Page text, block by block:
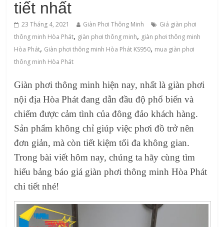
tiết nhất
23 Tháng 4, 2021 Giàn Phơi Thông Minh
Giá giàn phơi
thông minh Hòa Phát, ‌giàn‌ ‌phơi‌ ‌thông‌ ‌minh, giàn phơi thông minh
Hòa Phát, Giàn phơi thông minh Hòa Phát KS950, mua giàn phơi
thông minh Hòa Phát
Giàn phơi thông minh hiện nay, nhất là giàn phơi
nội địa Hòa Phát đang dẫn đầu độ phổ biến và
chiếm được cảm tình của đông đảo khách hàng.
Sản phẩm không chỉ giúp việc phơi đồ trở nên
đơn giản, mà còn tiết kiệm tối đa không gian.
Trong bài viết hôm nay, chúng ta hãy cùng tìm
hiểu bảng báo giá giàn phơi thông minh Hòa Phát
chi tiết nhé!